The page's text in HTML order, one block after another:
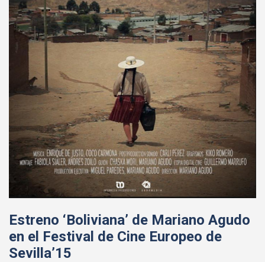
Estreno ‘Boliviana’ de Mariano Agudo
en el Festival de Cine Europeo de
Sevilla’15